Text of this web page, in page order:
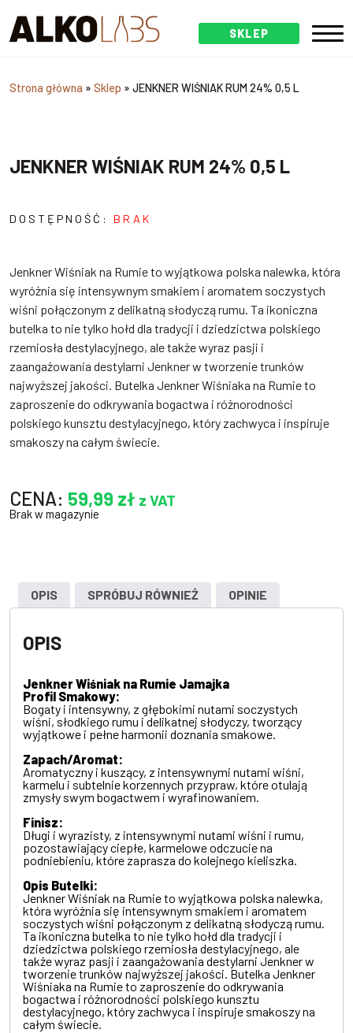
SKLEP
Strona główna » Sklep » JENKNER WIŚNIAK RUM 24% 0,5 L
JENKNER WIŚNIAK RUM 24% 0,5 L
DOSTĘPNOŚĆ: BRAK
Jenkner Wiśniak na Rumie to wyjątkowa polska nalewka, która
wyróżnia się intensywnym smakiem i aromatem soczystych
wiśni połączonym z delikatną słodyczą rumu. Ta ikoniczna
butelka to nie tylko hołd dla tradycji i dziedzictwa polskiego
rzemiosła destylacyjnego, ale także wyraz pasji i
zaangażowania destylarni Jenkner w tworzenie trunków
najwyższej jakości. Butelka Jenkner Wiśniaka na Rumie to
zaproszenie do odkrywania bogactwa i różnorodności
polskiego kunsztu destylacyjnego, który zachwyca i inspiruje
smakoszy na całym świecie.
CENA: 59,99 zł z VAT
Brak w magazynie
OPIS SPRÓBUJ RÓWNIEŻ OPINIE
OPIS
Jenkner Wiśniak na Rumie Jamajka
Profil Smakowy:
Bogaty i intensywny, z głębokimi nutami soczystych
wiśni, słodkiego rumu i delikatnej słodyczy, tworzący
wyjątkowe i pełne harmonii doznania smakowe.
Zapach/Aromat:
Aromatyczny i kuszący, z intensywnymi nutami wiśni,
karmelu i subtelnie korzennych przypraw, które otulają
zmysły swym bogactwem i wyrafinowaniem.
Finisz:
Długi i wyrazisty, z intensywnymi nutami wiśni i rumu,
pozostawiający ciepłe, karmelowe odczucie na
podniebieniu, które zaprasza do kolejnego kieliszka.
Opis Butelki:
Jenkner Wiśniak na Rumie to wyjątkowa polska nalewka,
która wyróżnia się intensywnym smakiem i aromatem
soczystych wiśni połączonym z delikatną słodyczą rumu.
Ta ikoniczna butelka to nie tylko hołd dla tradycji i
dziedzictwa polskiego rzemiosła destylacyjnego, ale
także wyraz pasji i zaangażowania destylarni Jenkner w
tworzenie trunków najwyższej jakości. Butelka Jenkner
Wiśniaka na Rumie to zaproszenie do odkrywania
bogactwa i różnorodności polskiego kunsztu
destylacyjnego, który zachwyca i inspiruje smakoszy na
całym świecie.